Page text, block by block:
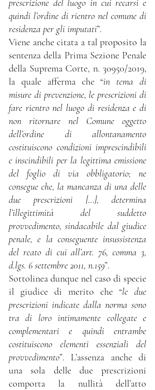
prescrizione del luogo in cui recarsi e
quindi l’ordine di rientro nel comune di
residenza per gli imputati”.
Viene anche citata a tal proposito la
sentenza della Prima Sezione Penale
della Suprema Corte, n. 30950/2019,
la quale afferma che “in tema di
misure di prevenzione, le prescrizioni di
fare rientro nel luogo di residenza e di
non ritornare nel Comune oggetto
dell’ordine di allontanamento
costituiscono condizioni imprescindibili
e inscindibili per la legittima emissione
del foglio di via obbligatorio; ne
consegue che, la mancanza di una delle
due prescrizioni […], determina
l’illegittimità del suddetto
provvedimento, sindacabile dal giudice
penale, e la conseguente insussistenza
del reato di cui all’art. 76, comma 3,
d.lgs. 6 settembre 2011, n.159”.
Sottolinea dunque nel caso di specie
il giudice di merito che “le due
prescrizioni indicate dalla norma sono
tra di loro intimamente collegate e
complementari e quindi entrambe
costituiscono elementi essenziali del
provvedimento”. L’assenza anche di
una sola delle due prescrizioni
comporta la nullità dell’atto